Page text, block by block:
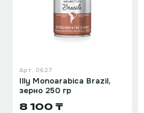
Арт. 0627
Illy Monoarabica Brazil,
зерно 250 гр
8 100 ₸